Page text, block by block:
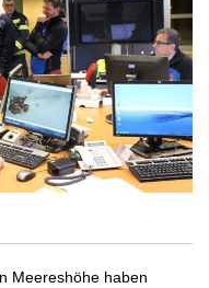
Meereshöhe haben